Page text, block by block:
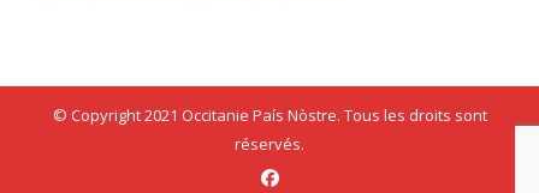
© Copyright 2021 Occitanie País Nòstre. Tous les droits sont
réservés.